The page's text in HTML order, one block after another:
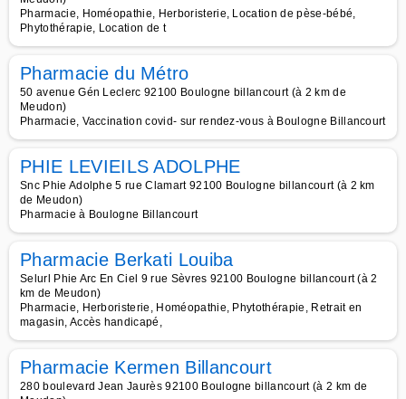
Pharmacie, Homéopathie, Herboristerie, Location de pèse-bébé,
Phytothérapie, Location de t
Pharmacie du Métro
50 avenue Gén Leclerc 92100 Boulogne billancourt (à 2 km de
Meudon)
Pharmacie, Vaccination covid- sur rendez-vous à Boulogne Billancourt
PHIE LEVIEILS ADOLPHE
Snc Phie Adolphe 5 rue Clamart 92100 Boulogne billancourt (à 2 km
de Meudon)
Pharmacie à Boulogne Billancourt
Pharmacie Berkati Louiba
Selurl Phie Arc En Ciel 9 rue Sèvres 92100 Boulogne billancourt (à 2
km de Meudon)
Pharmacie, Herboristerie, Homéopathie, Phytothérapie, Retrait en
magasin, Accès handicapé,
Pharmacie Kermen Billancourt
280 boulevard Jean Jaurès 92100 Boulogne billancourt (à 2 km de